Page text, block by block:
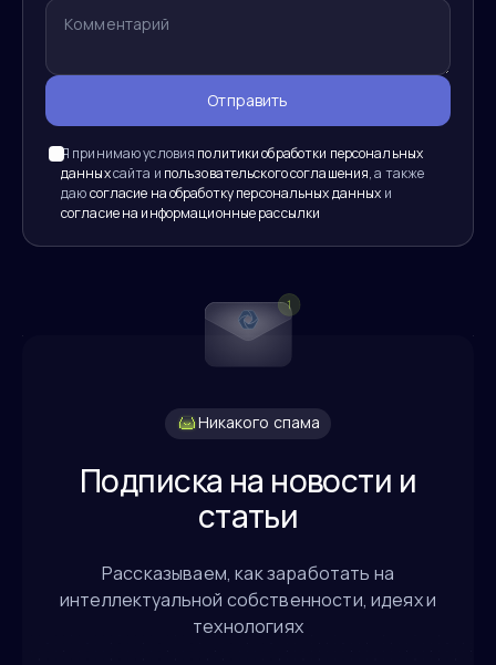
Отправить
Я принимаю условия политики обработки персональных
данныхсайта и пользовательского соглашения, а также
даюсогласие на обработку персональных данных и
согласие на информационные рассылки
Никакого спама
Подписка на новости и
статьи
Рассказываем, как заработать на
интеллектуальной собственности, идеях и
технологиях